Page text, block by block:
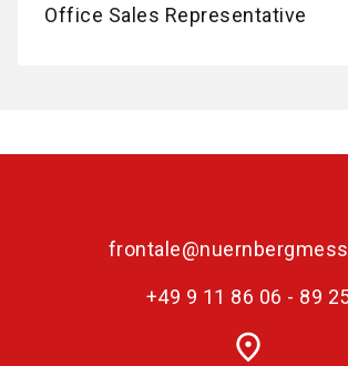
Office Sales Representative
+49 9 11 86 06 - 89
place